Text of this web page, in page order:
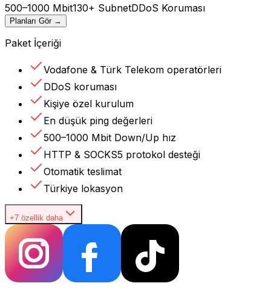
500–1000 Mbit130+ SubnetDDoS Koruması
Planları Gör →
Paket İçeriği
Vodafone & Türk Telekom operatörleri
DDoS koruması
Kişiye özel kurulum
En düşük ping değerleri
500–1000 Mbit Down/Up hız
HTTP & SOCKS5 protokol desteği
Otomatik teslimat
Türkiye lokasyon
+7 özellik daha